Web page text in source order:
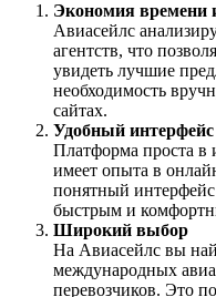
Экономия времени
Авиасейлс
агентств, что
увидеть лучшие
необходимость
сайтах.
Удобный интерфейс
Платформа проста в
имеет опыта в
понятный интерфейс
быстрым и
Широкий выбор
На Авиасейлс вы
международных
перевозчиков. Это